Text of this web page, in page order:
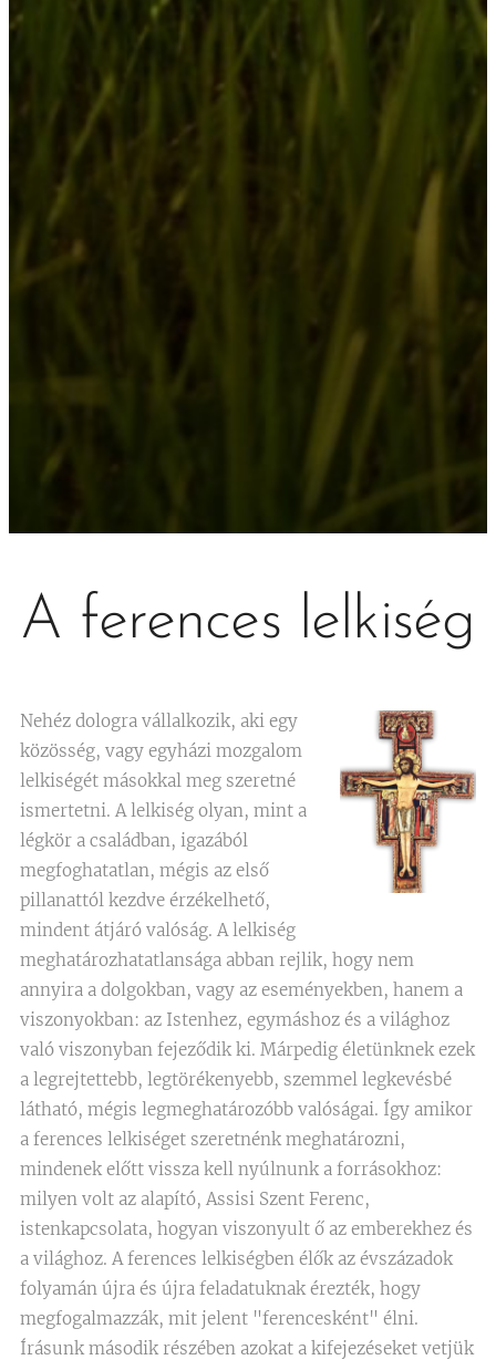
A ferences lelkiség
Nehéz dologra vállalkozik, aki egy
közösség, vagy egyházi mozgalom
lelkiségét másokkal meg szeretné
ismertetni. A lelkiség olyan, mint a
légkör a családban, igazából
megfoghatatlan, mégis az első
pillanattól kezdve érzékelhető,
mindent átjáró valóság. A lelkiség
meghatározhatatlansága abban rejlik, hogy nem
annyira a dolgokban, vagy az eseményekben, hanem a
viszonyokban: az Istenhez, egymáshoz és a világhoz
való viszonyban fejeződik ki. Márpedig életünknek ezek
a legrejtettebb, legtörékenyebb, szemmel legkevésbé
látható, mégis legmeghatározóbb valóságai. Így amikor
a ferences lelkiséget szeretnénk meghatározni,
mindenek előtt vissza kell nyúlnunk a forrásokhoz:
milyen volt az alapító, Assisi Szent Ferenc,
istenkapcsolata, hogyan viszonyult ő az emberekhez és
a világhoz. A ferences lelkiségben élők az évszázadok
folyamán újra és újra feladatuknak érezték, hogy
megfogalmazzák, mit jelent "ferencesként" élni.
Írásunk második részében azokat a kifejezéseket vetjük